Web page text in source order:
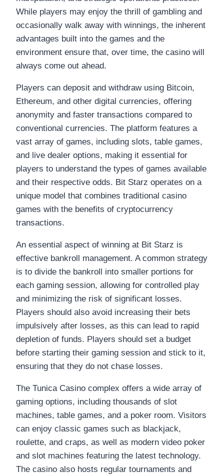
While players may enjoy the thrill of gambling and
occasionally walk away with winnings, the inherent
advantages built into the games and the
environment ensure that, over time, the casino will
always come out ahead.
Players can deposit and withdraw using Bitcoin,
Ethereum, and other digital currencies, offering
anonymity and faster transactions compared to
conventional currencies. The platform features a
vast array of games, including slots, table games,
and live dealer options, making it essential for
players to understand the types of games available
and their respective odds. Bit Starz operates on a
unique model that combines traditional casino
games with the benefits of cryptocurrency
transactions.
An essential aspect of winning at Bit Starz is
effective bankroll management. A common strategy
is to divide the bankroll into smaller portions for
each gaming session, allowing for controlled play
and minimizing the risk of significant losses.
Players should also avoid increasing their bets
impulsively after losses, as this can lead to rapid
depletion of funds. Players should set a budget
before starting their gaming session and stick to it,
ensuring that they do not chase losses.
The Tunica Casino complex offers a wide array of
gaming options, including thousands of slot
machines, table games, and a poker room. Visitors
can enjoy classic games such as blackjack,
roulette, and craps, as well as modern video poker
and slot machines featuring the latest technology.
The casino also hosts regular tournaments and